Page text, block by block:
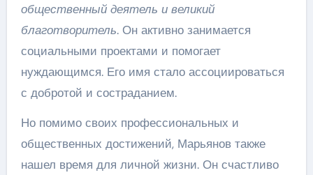
общественный деятель и великий
благотворитель. Он активно занимается
социальными проектами и помогает
нуждающимся. Его имя стало ассоциироваться
с добротой и состраданием.
Но помимо своих профессиональных и
общественных достижений, Марьянов также
нашел время для личной жизни. Он счастливо